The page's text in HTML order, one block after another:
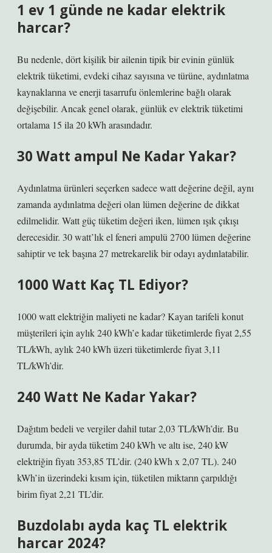
1 ev 1 günde ne kadar elektrik
harcar?
Bu nedenle, dört kişilik bir ailenin tipik bir evinin günlük
elektrik tüketimi, evdeki cihaz sayısına ve türüne, aydınlatma
kaynaklarına ve enerji tasarrufu önlemlerine bağlı olarak
değişebilir. Ancak genel olarak, günlük ev elektrik tüketimi
ortalama 15 ila 20 kWh arasındadır.
30 Watt ampul Ne Kadar Yakar?
Aydınlatma ürünleri seçerken sadece watt değerine değil, aynı
zamanda aydınlatma değeri olan lümen değerine de dikkat
edilmelidir. Watt güç tüketim değeri iken, lümen ışık çıkışı
derecesidir. 30 watt’lık el feneri ampulü 2700 lümen değerine
sahiptir ve tek başına 27 metrekarelik bir odayı aydınlatabilir.
1000 Watt Kaç TL Ediyor?
1000 watt elektriğin maliyeti ne kadar? Kayan tarifeli konut
müşterileri için aylık 240 kWh’e kadar tüketimlerde fiyat 2,55
TL/kWh, aylık 240 kWh üzeri tüketimlerde fiyat 3,11
TL/kWh’dir.
240 Watt Ne Kadar Yakar?
Dağıtım bedeli ve vergiler dahil tutar 2,03 TL/kWh’dir. Bu
durumda, bir ayda tüketim 240 kWh ve altı ise, 240 kW
elektriğin fiyatı 353,85 TL’dir. (240 kWh x 2,07 TL). 240
kWh’in üzerindeki kısım için, tüketilen miktarın çarpıldığı
birim fiyat 2,21 TL’dir.
Buzdolabı ayda kaç TL elektrik
harcar 2024?